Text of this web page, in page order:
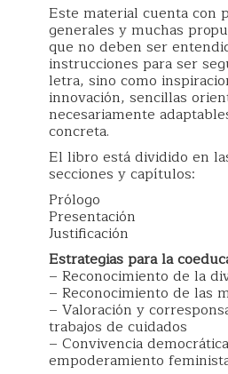
Este material cuenta con
generales y muchas
que no deben ser
instrucciones para ser
letra, sino como
innovación, sencillas
necesariamente
concreta.
El libro está dividido en
secciones y capítulos:
Prólogo
Presentación
Justificación
Estrategias para la
– Reconocimiento de la
– Reconocimiento de las
– Valoración y
trabajos de cuidados
– Convivencia
empoderamiento